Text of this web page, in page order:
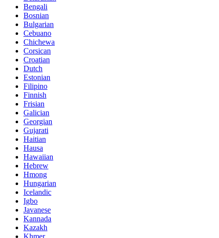
Bengali
Bosnian
Bulgarian
Cebuano
Chichewa
Corsican
Croatian
Dutch
Estonian
Filipino
Finnish
Frisian
Galician
Georgian
Gujarati
Haitian
Hausa
Hawaiian
Hebrew
Hmong
Hungarian
Icelandic
Igbo
Javanese
Kannada
Kazakh